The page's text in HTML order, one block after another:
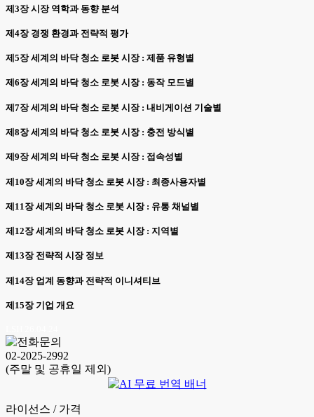
제3장 시장 역학과 동향 분석
제4장 경쟁 환경과 전략적 평가
제5장 세계의 바닥 청소 로봇 시장 : 제품 유형별
제6장 세계의 바닥 청소 로봇 시장 : 동작 모드별
제7장 세계의 바닥 청소 로봇 시장 : 내비게이션 기술별
제8장 세계의 바닥 청소 로봇 시장 : 충전 방식별
제9장 세계의 바닥 청소 로봇 시장 : 접속성별
제10장 세계의 바닥 청소 로봇 시장 : 최종사용자별
제11장 세계의 바닥 청소 로봇 시장 : 유통 채널별
제12장 세계의 바닥 청소 로봇 시장 : 지역별
제13장 전략적 시장 정보
제14장 업계 동향과 전략적 이니셔티브
제15장 기업 개요
02-2025-2992
(주말 및 공휴일 제외)
라이선스 / 가격